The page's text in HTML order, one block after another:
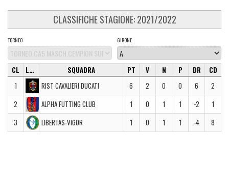
CLASSIFICHE STAGIONE: 2021/2022
TORNEO GIRONE
CL LOGO SQUADRA PT V N P DR
CD
1
RIST CAVALIERI DUCATI 6 2 0 0 6
2
2
ALPHA FUTTING CLUB 1 0 1 1 -2
1
3
LIBERTAS-VIGOR 1 0 1 1 -4 8